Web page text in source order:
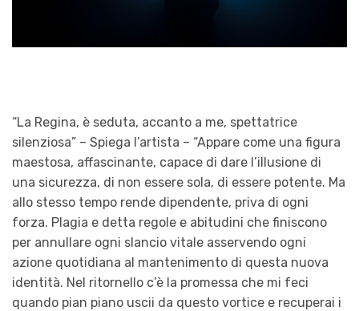
“La Regina, è seduta, accanto a me, spettatrice
silenziosa” – Spiega l’artista – “Appare come una figura
maestosa, affascinante, capace di dare l’illusione di
una sicurezza, di non essere sola, di essere potente. Ma
allo stesso tempo rende dipendente, priva di ogni
forza. Plagia e detta regole e abitudini che finiscono
per annullare ogni slancio vitale asservendo ogni
azione quotidiana al mantenimento di questa nuova
identità. Nel ritornello c’è la promessa che mi feci
quando pian piano uscii da questo vortice e recuperai i